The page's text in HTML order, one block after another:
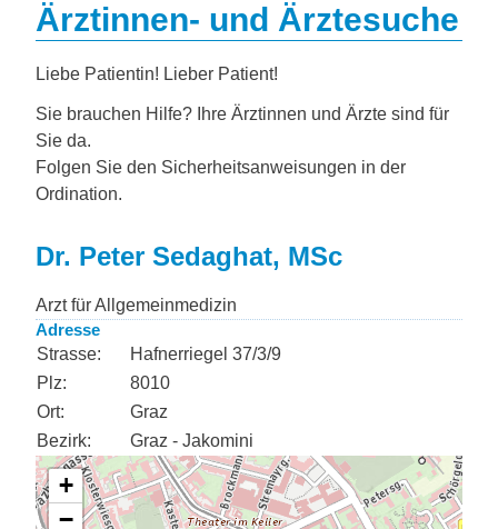
Ärztinnen- und Ärztesuche
Liebe Patientin! Lieber Patient!
Sie brauchen Hilfe? Ihre Ärztinnen und Ärzte sind für
Sie da.
Folgen Sie den Sicherheitsanweisungen in der
Ordination.
Dr. Peter Sedaghat, MSc
Arzt für Allgemeinmedizin
Adresse
Strasse:
Hafnerriegel 37/3/9
Plz:
8010
Ort:
Graz
Bezirk:
Graz - Jakomini